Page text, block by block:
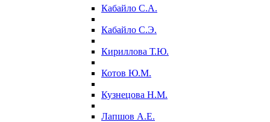
Кабайло С.А.
Кабайло С.Э.
Кириллова Т.Ю.
Котов Ю.М.
Кузнецова Н.М.
Лапшов А.Е.